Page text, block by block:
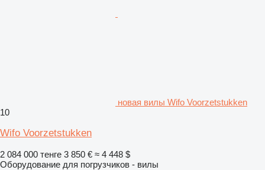
новая вилы Wifo Voorzetstukken
10
Wifo Voorzetstukken
2 084 000 тенге 3 850 € ≈ 4 448 $
Оборудование для погрузчиков - вилы